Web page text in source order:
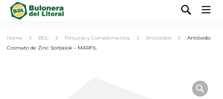
Home BDL Pinturas y Complementos Antióxidos
Antióxido
Cromato de Zinc Sorbalok – MARFIL